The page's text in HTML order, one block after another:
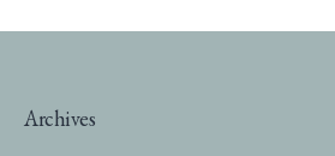
Archives